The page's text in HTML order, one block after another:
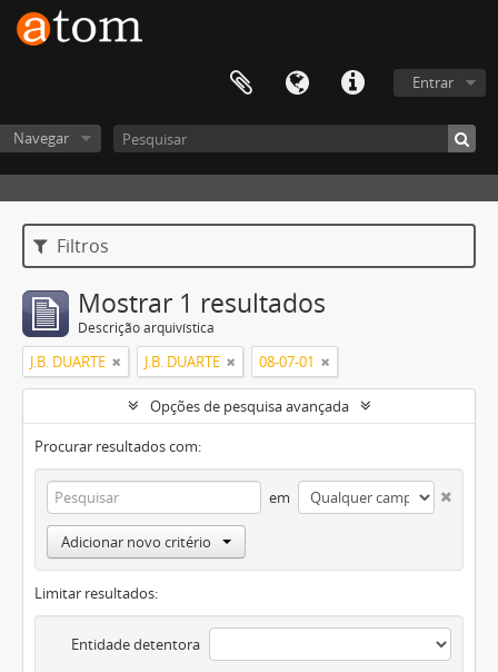
Entrar
Navegar
Filtros
Mostrar 1 resultados
Descrição arquivística
J.B. DUARTE J.B. DUARTE 08-07-01
Opções de pesquisa avançada
Procurar resultados com:
em
Adicionar novo critério
Limitar resultados:
Entidade detentora